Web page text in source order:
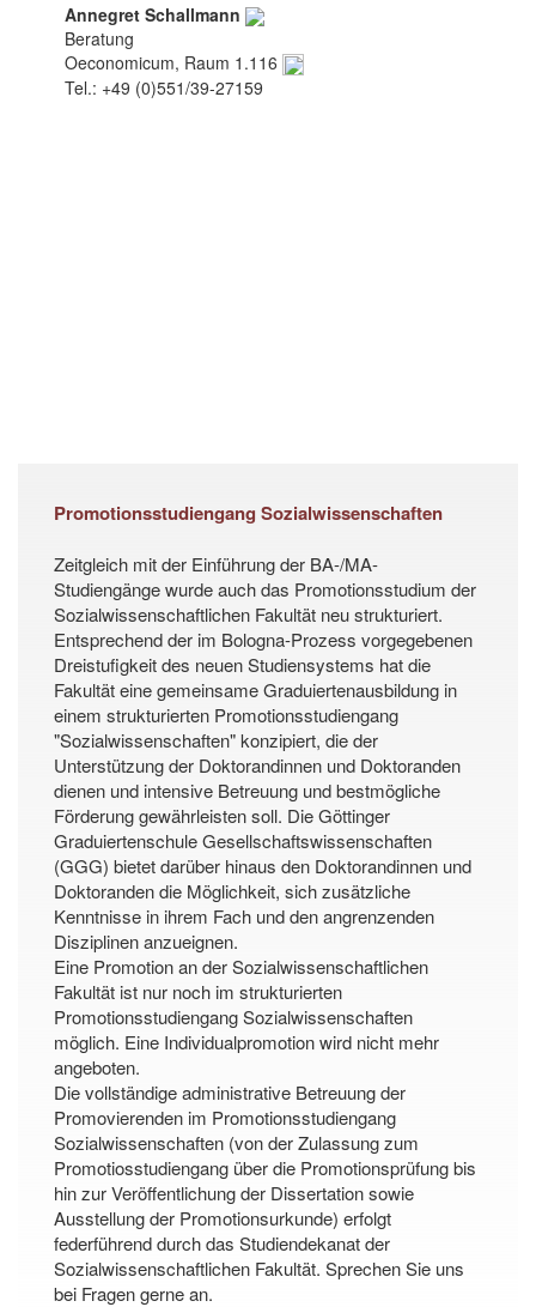
Annegret Schallmann
Beratung
Oeconomicum, Raum 1.116
Tel.: +49 (0)551/39-27159
Promotionsstudiengang Sozialwissenschaften
Zeitgleich mit der Einführung der BA-/MA-
Studiengänge wurde auch das Promotionsstudium der
Sozialwissenschaftlichen Fakultät neu strukturiert.
Entsprechend der im Bologna-Prozess vorgegebenen
Dreistufigkeit des neuen Studiensystems hat die
Fakultät eine gemeinsame Graduiertenausbildung in
einem strukturierten Promotionsstudiengang
"Sozialwissenschaften" konzipiert, die der
Unterstützung der Doktorandinnen und Doktoranden
dienen und intensive Betreuung und bestmögliche
Förderung gewährleisten soll. Die Göttinger
Graduiertenschule Gesellschaftswissenschaften
(GGG) bietet darüber hinaus den Doktorandinnen und
Doktoranden die Möglichkeit, sich zusätzliche
Kenntnisse in ihrem Fach und den angrenzenden
Disziplinen anzueignen.
Eine Promotion an der Sozialwissenschaftlichen
Fakultät ist nur noch im strukturierten
Promotionsstudiengang Sozialwissenschaften
möglich. Eine Individualpromotion wird nicht mehr
angeboten.
Die vollständige administrative Betreuung der
Promovierenden im Promotionsstudiengang
Sozialwissenschaften (von der Zulassung zum
Promotiosstudiengang über die Promotionsprüfung bis
hin zur Veröffentlichung der Dissertation sowie
Ausstellung der Promotionsurkunde) erfolgt
federführend durch das Studiendekanat der
Sozialwissenschaftlichen Fakultät. Sprechen Sie uns
bei Fragen gerne an.